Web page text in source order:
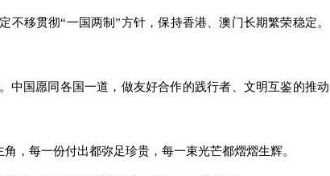
移贯彻“一国两制”方针，保持香港、澳门长期繁荣稳定。
中国愿同各国一道，做友好合作的践行者、文明互鉴的推动
，每一份付出都弥足珍贵，每一束光芒都熠熠生辉。